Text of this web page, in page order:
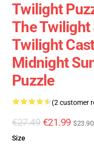
Twilight
The Twilight
Twilight
Midnight
Puzzle
(2 customer
€27.49 €21.99 $23.90
Size